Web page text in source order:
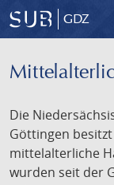
GDZ
Die
Göttingen
mittelalterliche
wurden seit der